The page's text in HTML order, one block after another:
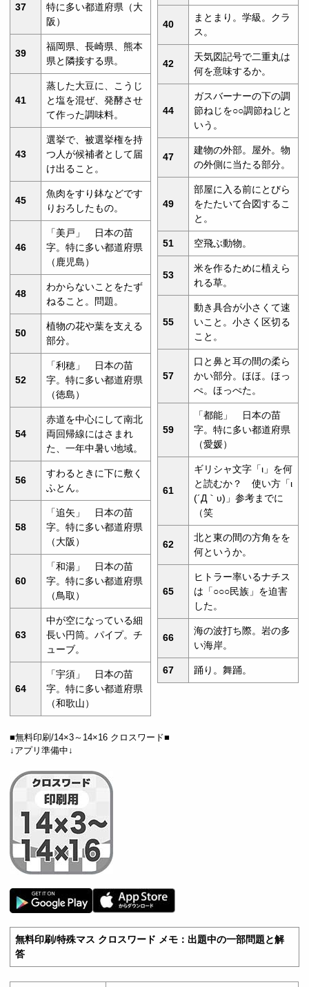
37
特に多い都道府県（大
阪）
39
福岡県、長崎県、熊本
県と隣接する県。
41
蒸した大豆に、こうじ
と塩を混ぜ、発酵させ
て作った調味料。
43
選挙で、被選挙権を持
つ人が候補者として届
け出ること。
45
魚肉をすり鉢などです
りおろしたもの。
46
「美戸」 日本の苗
字。特に多い都道府県
（鹿児島）
48
わからないことをたず
ねること。問題。
50
植物の花や葉を支える
部分。
52
「利穂」 日本の苗
字。特に多い都道府県
（徳島）
54
赤道を中心にして南北
両回帰線にはさまれ
た、一年中暑い地域。
56
すわるときに下に敷く
ふとん。
58
「追矢」 日本の苗
字。特に多い都道府県
（大阪）
60
「和湯」 日本の苗
字。特に多い都道府県
（鳥取）
63
中が空になっている細
長い円筒。パイプ。チ
ューブ。
64
「宇須」 日本の苗
字。特に多い都道府県
（和歌山）
40
まとまり。学級。クラ
ス。
42
天気図記号で二重丸は
何を意味するか。
44
ガスバーナーの下の調
節ねじを○○調節ねじと
いう。
47
建物の外部。屋外。物
の外側に当たる部分。
49
部屋に入る前にとびら
をたたいて合図するこ
と。
51 空飛ぶ動物。
53
米を作るために植えら
れる草。
55
動き具合が小さくて速
いこと。小さく区切る
こと。
57
口と鼻と耳の間の柔ら
かい部分。ほほ。ほっ
ぺ。ほっぺた。
59
「都能」 日本の苗
字。特に多い都道府県
（愛媛）
61
ギリシャ文字「ι」を何
と読むか？ 使い方「ι
(´Д｀υ)」参考までに
（笑
62
北と東の間の方角をを
何というか。
65
ヒトラー率いるナチス
は「○○○民族」を迫害
した。
66
海の波打ち際。岩の多
い海岸。
67 踊り。舞踊。
■無料印刷/14×3～14×16 クロスワード■
↓アプリ準備中↓
無料印刷/特殊マス クロスワード メモ：出題中の一部問題と解
答